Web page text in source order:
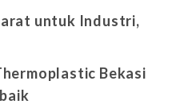
untuk Industri,
Bekasi